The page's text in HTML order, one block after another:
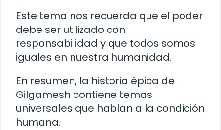
Este tema nos recuerda que el poder
debe ser utilizado con
responsabilidad y que todos somos
iguales en nuestra humanidad.
En resumen, la historia épica de
Gilgamesh contiene temas
universales que hablan a la condición
humana.